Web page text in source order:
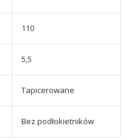
110
5,5
Tapicerowane
Bez podłokietników